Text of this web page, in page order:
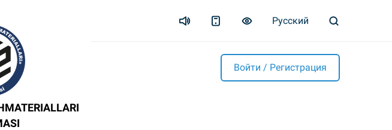
Русский
Войти / Регистрация